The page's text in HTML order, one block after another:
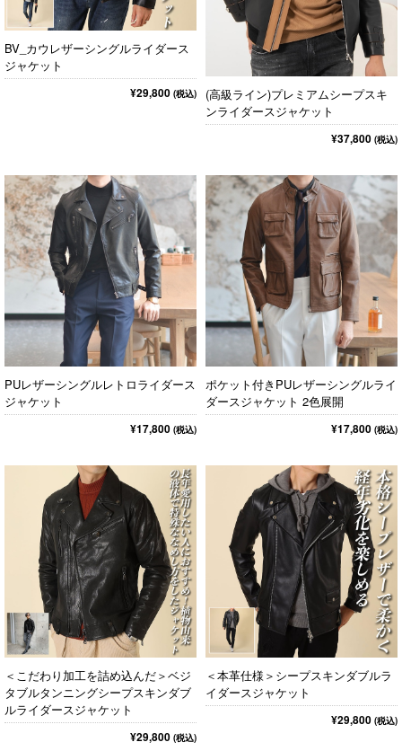
BV_カウレザーシングルライダース
ジャケット
¥29,800 (税込)
(高級ライン)プレミアムシープスキ
ンライダースジャケット
¥37,800 (税込)
PUレザーシングルレトロライダース
ジャケット
¥17,800 (税込)
ポケット付きPUレザーシングルライ
ダースジャケット 2色展開
¥17,800 (税込)
＜こだわり加工を詰め込んだ＞ベジ
タブルタンニングシープスキンダブ
ルライダースジャケット
¥29,800 (税込)
＜本革仕様＞シープスキンダブルラ
イダースジャケット
¥29,800 (税込)